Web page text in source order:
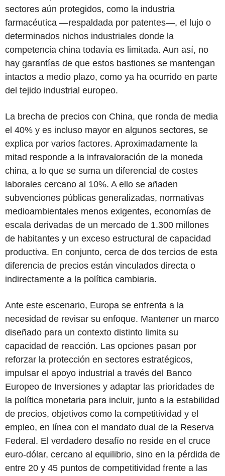
sectores aún protegidos, como la industria
farmacéutica —respaldada por patentes—, el lujo o
determinados nichos industriales donde la
competencia china todavía es limitada. Aun así, no
hay garantías de que estos bastiones se mantengan
intactos a medio plazo, como ya ha ocurrido en parte
del tejido industrial europeo.
La brecha de precios con China, que ronda de media
el 40% y es incluso mayor en algunos sectores, se
explica por varios factores. Aproximadamente la
mitad responde a la infravaloración de la moneda
china, a lo que se suma un diferencial de costes
laborales cercano al 10%. A ello se añaden
subvenciones públicas generalizadas, normativas
medioambientales menos exigentes, economías de
escala derivadas de un mercado de 1.300 millones
de habitantes y un exceso estructural de capacidad
productiva. En conjunto, cerca de dos tercios de esta
diferencia de precios están vinculados directa o
indirectamente a la política cambiaria.
Ante este escenario, Europa se enfrenta a la
necesidad de revisar su enfoque. Mantener un marco
diseñado para un contexto distinto limita su
capacidad de reacción. Las opciones pasan por
reforzar la protección en sectores estratégicos,
impulsar el apoyo industrial a través del Banco
Europeo de Inversiones y adaptar las prioridades de
la política monetaria para incluir, junto a la estabilidad
de precios, objetivos como la competitividad y el
empleo, en línea con el mandato dual de la Reserva
Federal. El verdadero desafío no reside en el cruce
euro-dólar, cercano al equilibrio, sino en la pérdida de
entre 20 y 45 puntos de competitividad frente a las